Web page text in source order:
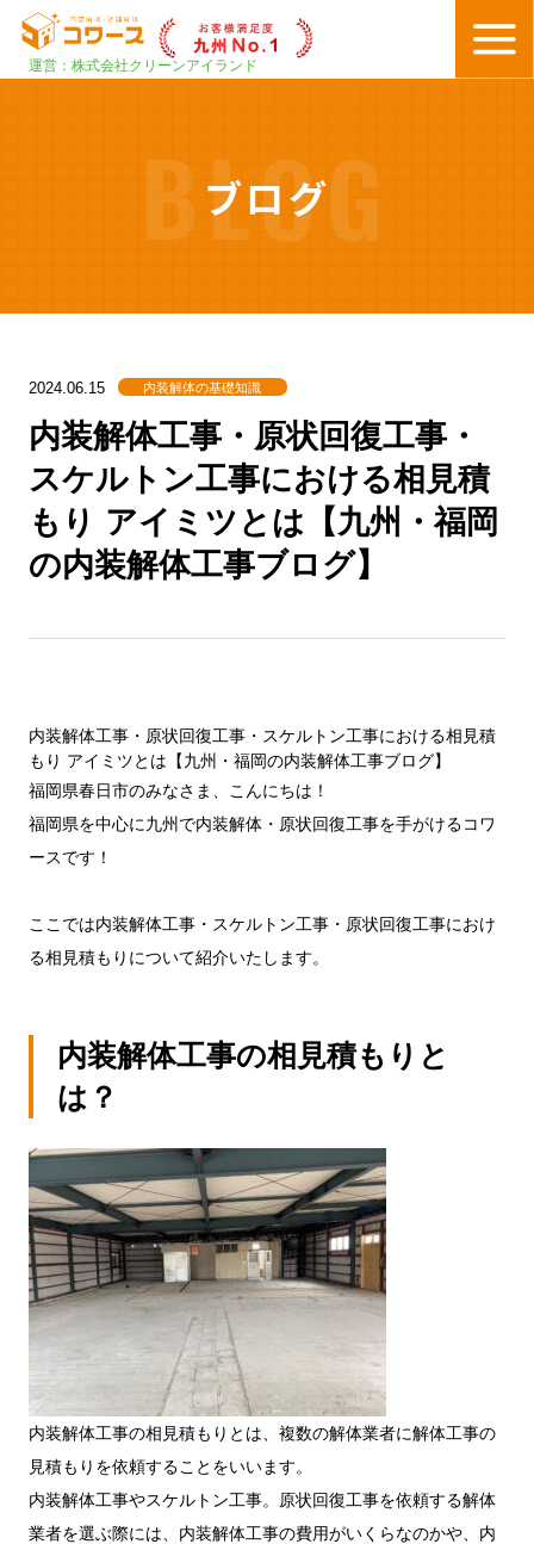
運営：株式会社クリーンアイランド
BLOG
ブログ
2024.06.15 内装解体の基礎知識
内装解体工事・原状回復工事・
スケルトン工事における相見積
もり アイミツとは【九州・福岡
の内装解体工事ブログ】
内装解体工事・原状回復工事・スケルトン工事における相見積
もり アイミツとは【九州・福岡の内装解体工事ブログ】
福岡県春日市のみなさま、こんにちは！
福岡県を中心に九州で内装解体・原状回復工事を手がけるコワ
ースです！
ここでは内装解体工事・スケルトン工事・原状回復工事におけ
る相見積もりについて紹介いたします。
内装解体工事の相見積もりと
は？
内装解体工事の相見積もりとは、複数の解体業者に解体工事の
見積もりを依頼することをいいます。
内装解体工事やスケルトン工事。原状回復工事を依頼する解体
業者を選ぶ際には、内装解体工事の費用がいくらなのかや、内